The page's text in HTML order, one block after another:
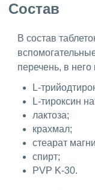
Состав
В состав
перечень, в него
L-
L-тироксин
лактоза;
крахмал;
стеарат
спирт;
PVP K-30.